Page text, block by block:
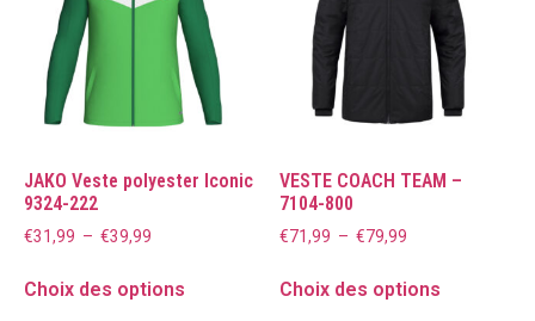
JAKO Veste polyester Iconic
9324-222
€31,99 – €39,99
Choix des options
VESTE COACH TEAM –
7104-800
€71,99 – €79,99
Choix des options